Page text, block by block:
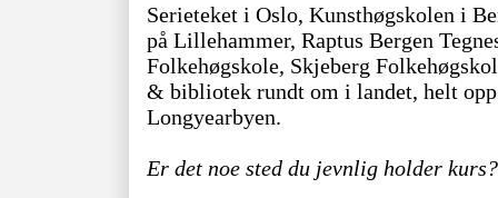
Serieteket i Oslo, Kunsthøgskolen i
på Lillehammer, Raptus Bergen
Folkehøgskole, Skjeberg
& bibliotek rundt om i landet, helt
Longyearbyen.
Er det noe sted du jevnlig holder kurs?